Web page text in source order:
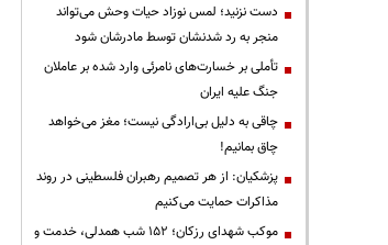
دست نزنید؛ لمس نوزاد حیات وحش می‌تواند
منجر به رد شدنشان توسط مادرشان شود
تأملی بر خسارت‌های نامرئی وارد شده بر عاملان
جنگ علیه ایران
چاقی به دلیل بی‌ارادگی نیست؛ مغز می‌خواهد
چاق بمانیم!
پزشکیان: از هر تصمیم رهبران فلسطینی در روند
مذاکرات حمایت می‌کنیم
موکب شهدای رزکان؛ ۱۵۲ شب همدلی، خدمت و